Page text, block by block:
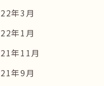
年3月
年1月
年11月
年9月